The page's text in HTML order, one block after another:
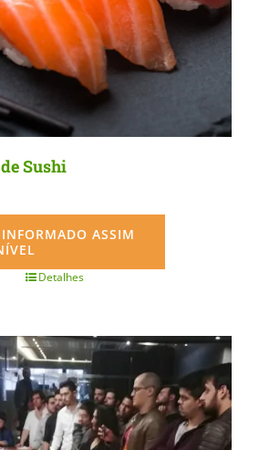
Sushi
ASSIM
Detalhes